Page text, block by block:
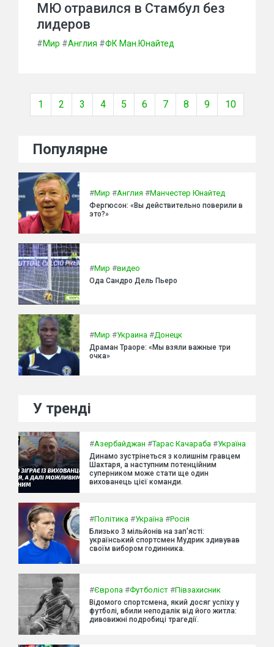
МЮ отравился в Стамбул без
лидеров
#Мир #Англия #ФК Ман.Юнайтед
1 2 3 4 5 6 7 8 9 10
Популярне
#Мир #Англия #Манчестер Юнайтед
Фергюсон: «Вы действительно поверили в
это?»
#Мир #видео
Ода Сандро Дель Пьеро
#Мир #Украина #Донецк
Драман Траоре: «Мы взяли важные три
очка»
У тренді
#Азербайджан #Тарас Качараба #Україна
Динамо зустрінеться з колишнім гравцем
Шахтаря, а наступним потенційним
суперником може стати ще один
вихованець цієї команди.
#Політика #Україна #Росія
Близько 3 мільйонів на зап'ясті:
український спортсмен Мудрик здивував
своїм вибором годинника.
#Європа #Футболіст #Півзахисник
Відомого спортсмена, який досяг успіху у
футболі, вбили неподалік від його житла:
дивовижні подробиці трагедії.